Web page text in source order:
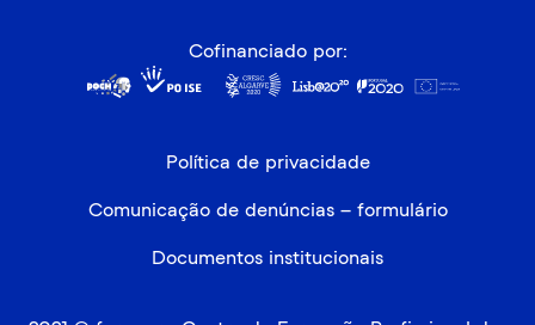
Cofinanciado por:
Política de privacidade
Comunicação de denúncias – formulário
Documentos institucionais